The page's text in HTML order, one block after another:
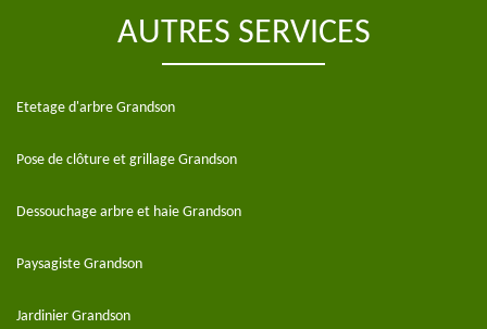
AUTRES SERVICES
Etetage d'arbre Grandson
Pose de clôture et grillage Grandson
Dessouchage arbre et haie Grandson
Paysagiste Grandson
Jardinier Grandson